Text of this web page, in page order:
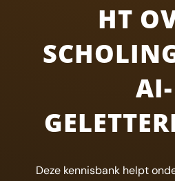
HT
AI-
Deze kennisbank helpt